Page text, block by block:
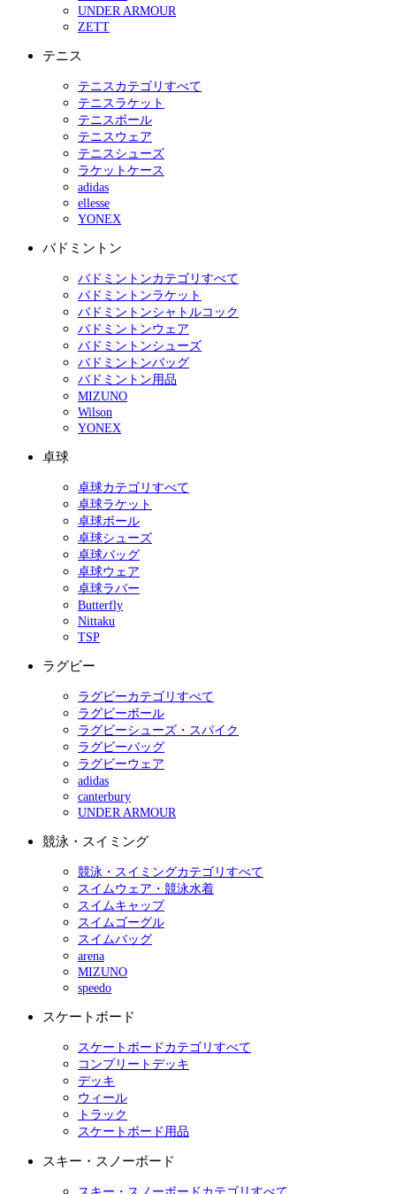
UNDER ARMOUR
ZETT
テニス
テニスカテゴリすべて
テニスラケット
テニスボール
テニスウェア
テニスシューズ
ラケットケース
adidas
ellesse
YONEX
バドミントン
バドミントンカテゴリすべて
バドミントンラケット
バドミントンシャトルコック
バドミントンウェア
バドミントンシューズ
バドミントンバッグ
バドミントン用品
MIZUNO
Wilson
YONEX
卓球
卓球カテゴリすべて
卓球ラケット
卓球ボール
卓球シューズ
卓球バッグ
卓球ウェア
卓球ラバー
Butterfly
Nittaku
TSP
ラグビー
ラグビーカテゴリすべて
ラグビーボール
ラグビーシューズ・スパイク
ラグビーバッグ
ラグビーウェア
adidas
canterbury
UNDER ARMOUR
競泳・スイミング
競泳・スイミングカテゴリすべて
スイムウェア・競泳水着
スイムキャップ
スイムゴーグル
スイムバッグ
arena
MIZUNO
speedo
スケートボード
スケートボードカテゴリすべて
コンプリートデッキ
デッキ
ウィール
トラック
スケートボード用品
スキー・スノーボード